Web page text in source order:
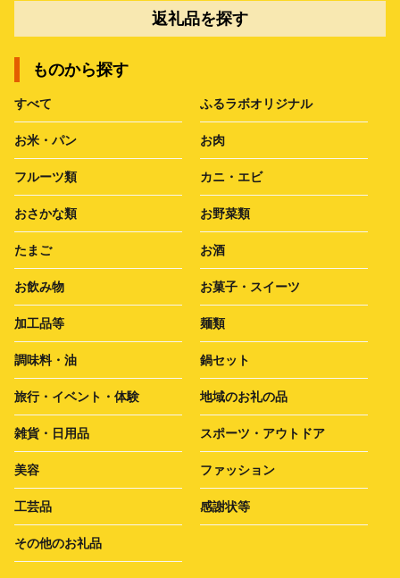
返礼品を探す
ものから探す
すべて ふるラボオリジナル
お米・パン お肉
フルーツ類 カニ・エビ
おさかな類 お野菜類
たまご お酒
お飲み物 お菓子・スイーツ
加工品等 麺類
調味料・油 鍋セット
旅行・イベント・体験 地域のお礼の品
雑貨・日用品 スポーツ・アウトドア
美容 ファッション
工芸品 感謝状等
その他のお礼品